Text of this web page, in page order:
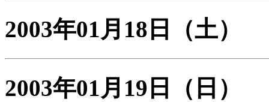
2003年01月18日 （土）
2003年01月19日 （日）